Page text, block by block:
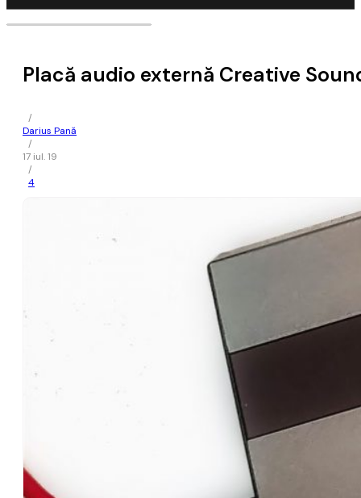
Placă audio externă Creative
/
Darius Pană
/
17 iul. 19
/
4